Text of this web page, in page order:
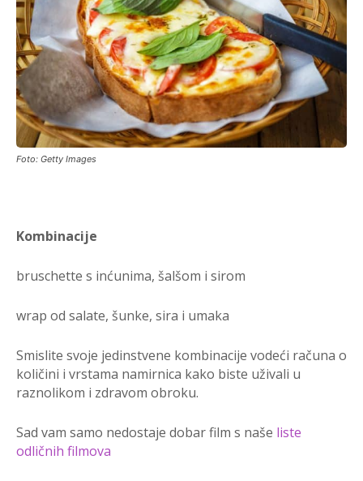
Foto: Getty Images
Kombinacije
bruschette s inćunima, šalšom i sirom
wrap od salate, šunke, sira i umaka
Smislite svoje jedinstvene kombinacije vodeći računa o
količini i vrstama namirnica kako biste uživali u
raznolikom i zdravom obroku.
Sad vam samo nedostaje dobar film s naše liste
odličnih filmova